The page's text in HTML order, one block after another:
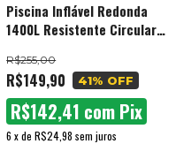
Piscina Inflável Redonda
1400L Resistente Circular
The Black Tools
R$149,90
R$255,00
41% OFF
6 xdeR$24,98 sem juros
R$142,41 com Pix